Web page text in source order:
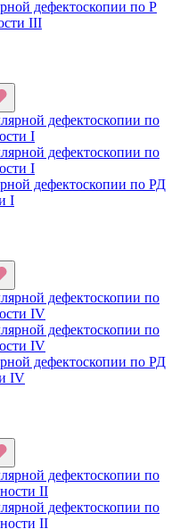
дефектоскопии по Р
III
дефектоскопии по РД
I
дефектоскопии по РД
IV